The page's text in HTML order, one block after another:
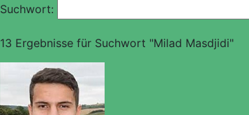
Suchwort:
13 Ergebnisse für Suchwort "Milad Masdjidi"